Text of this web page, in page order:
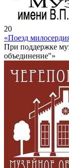
20
«Поезд
При поддержке
объединение"»